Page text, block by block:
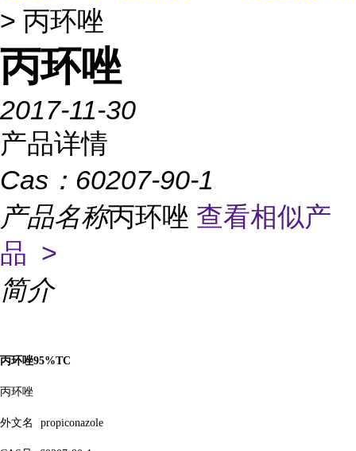
> 丙环唑
丙环唑
2017-11-30
产品详情
Cas： 60207-90-1
产品名称丙环唑 查看相似产
品 >
简介
丙环唑95%TC
丙环唑
外文名 propiconazole